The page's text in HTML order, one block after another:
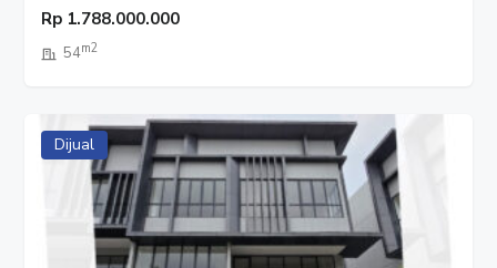
Cengkareng, Jakarta Barat
Rp 1.788.000.000
54m2
Dijual